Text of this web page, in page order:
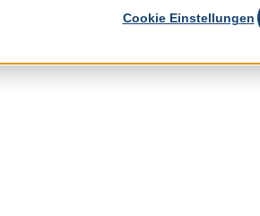
Cookie Einstellungen